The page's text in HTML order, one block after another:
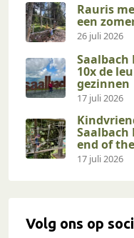
Rauris
een
26 juli 2026
10x de
gezinnen
17 juli 2026
Saalbach
end of
17 juli 2026
Volg ons op